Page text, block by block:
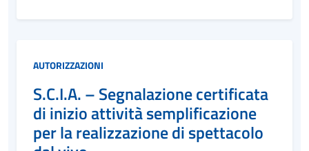
Categoria:
AUTORIZZAZIONI
S.C.I.A. – Segnalazione certificata
di inizio attività semplificazione
per la realizzazione di spettacolo